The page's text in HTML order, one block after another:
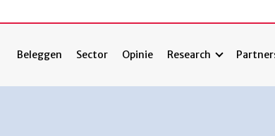
Beleggen Sector Opinie Research